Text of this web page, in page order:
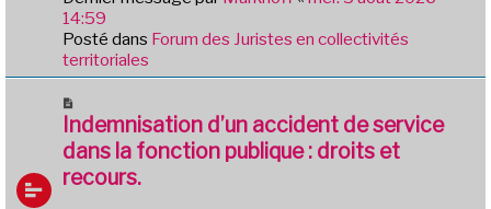
e
a
u
m
e
a
g
e
14:59
Posté dans Forum des Juristes en collectivités
territoriales
o
u
v
e
Indemnisation d’un accident de service
dans la fonction publique : droits et
recours.